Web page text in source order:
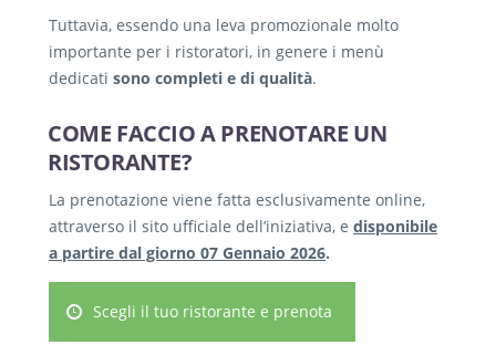
Tuttavia, essendo una leva promozionale molto
importante per i ristoratori, in genere i menù
dedicati sono completi e di qualità.
COME FACCIO A PRENOTARE UN
RISTORANTE?
La prenotazione viene fatta esclusivamente online,
attraverso il sito ufficiale dell’iniziativa, e disponibile
a partire dal giorno 07 Gennaio 2026.
Scegli il tuo ristorante e prenota